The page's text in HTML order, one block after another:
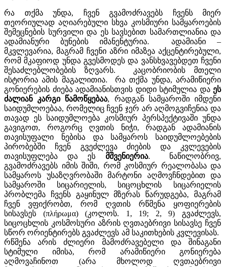
რა თქმა უნდა, ჩვენ გვამოძრავებს ჩვენს მიერ
თეორიულად აღიარებული სხვა კოსმიური სამყაროების
შემეცნების სურვილი და ეს სავსებით სამართლიანია და
ადამიანური ბუნების იმანენტურია. ადამიანი –
მკვლევარია, მაგრამ ჩვენი აზრი იმაზეა აქცენტირებული,
რომ მკაფიოდ უნდა გვესმოდეს და ვანსხვავებდეთ ჩვენი
შესაძლებლობების ზღვარს. კაცობრიობის მთელი
ისტორია ამის მაგალითია. რა თქმა უნდა, არამიწიერი
გონიერების ძიება ადამიანისთვის დიდი სტიმულია და ეს
ძალიან კარგი წამოწყებაა, რადგან სამყაროში იმდენი
საიდუმლოებაა, რომელიც ჩვენ ჯერ არ აღმოგვიჩენია და
თავად ეს საიდუმლოება კოსმიურ პერსპექტივაში უნდა
გავიგოთ, როგორც ღვთის ნიჭი, რადგან ადამიანის
თავისუფალი ნებისა და სამყაროს საიდუმლოებების
პირობებში ჩვენ გვეძლევა ძიების და კვლევების
თავისუფლება და ეს მშვენიერია. ნაწილობრივ,
გვამოძრავებს იმის შიში, რომ კოსმიურ რეალობასა და
სამყაროს უსაზღვრობაში მარტონი აღმოვჩნდებით და
სამყაროში სიცარიელის, სიცოცხლის სიცარიელის
პრობლემა ჩვენს გაყინულ მზერას წარუდგება, მაგრამ
ჩვენ ვფიქრობთ, რომ ღვთის რწმენა ყოფიერების
სისავსეს (πλήρωμα) (კოლოს. 1, 19; 2, 9) გვაძლევს,
სიცოცხლის კოსმოსური აზრის ღვთაებრივი სისავსე ჩვენ
სწორ ორიენტირებს გვაძლევს ამ საკითხების კვლევისას.
რწმენა არის ძლიერი მამოძრავებელი და შინაგანი
სტიმული იმისა, რომ არამიწიერი გონიერება
აღმოვაჩინოთ (არა მხოლოდ ღვთაებრივი